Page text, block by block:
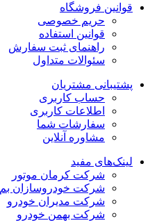
قوانین فروشگاه
حریم خصوصی
قوانین استفاده
راهنمای ثبت سفارش
سئوالات متداول
پشتیبانی مشتریان
حساب کاربری
اطلاعات کاربری
سفارشات شما
مشاوره آنلاین
لینک‌های مفید
شرکت کرمان موتور
شرکت خودروسازان بم
شرکت مدیران خودرو
شرکت بهمن خودرو